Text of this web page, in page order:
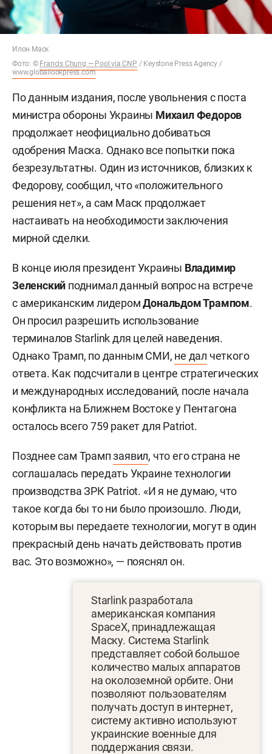
Илон Маск
Фото: © Francis Chung — Pool via CNP / Keystone Press Agency /
www.globallookpress.com
По данным издания, после увольнения с поста
министра обороны Украины Михаил Федоров
продолжает неофициально добиваться
одобрения Маска. Однако все попытки пока
безрезультатны. Один из источников, близких к
Федорову, сообщил, что «положительного
решения нет», а сам Маск продолжает
настаивать на необходимости заключения
мирной сделки.
В конце июля президент Украины Владимир
Зеленский поднимал данный вопрос на встрече
с американским лидеромДональдом Трампом.
Он просил разрешить использование
терминалов Starlink для целей наведения.
Однако Трамп, по данным СМИ, не дал четкого
ответа. Как подсчитали в центре стратегических
и международных исследований, после начала
конфликта на Ближнем Востоке у Пентагона
осталось всего 759 ракет для Patriot.
Позднее сам Трампзаявил, что его страна не
соглашалась передать Украине технологии
производства ЗРК Patriot. «И я не думаю, что
такое когда бы то ни было произошло. Люди,
которым вы передаете технологии, могут в один
прекрасный день начать действовать против
вас. Это возможно», — пояснял он.
Starlink разработала
американская компания
SpaceX, принадлежащая
Маску. Система Starlink
представляет собой большое
количество малых аппаратов
на околоземной орбите. Они
позволяют пользователям
получать доступ в интернет,
систему активно используют
украинские военные для
поддержания связи.